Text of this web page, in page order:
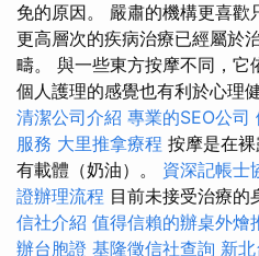
免的原因。 嚴肅的機構更喜歡
更高層次的疾病治療已經屬於
疇。 與一些東方按摩不同，它
個人護理的感覺也有利於心理
清潔公司介紹 專業的SEO公司
服務 大里推拿療程 按摩是在
有載體（奶油）。 資深記帳士
證辦理流程 目前未接受治療的
信社介紹 值得信賴的辦桌外燴
辦台胞證 基隆徵信社查詢 新